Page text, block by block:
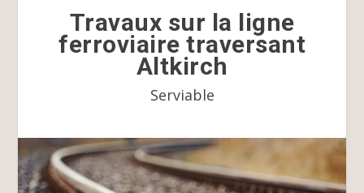
Travaux sur la ligne
ferroviaire traversant
Altkirch
Serviable